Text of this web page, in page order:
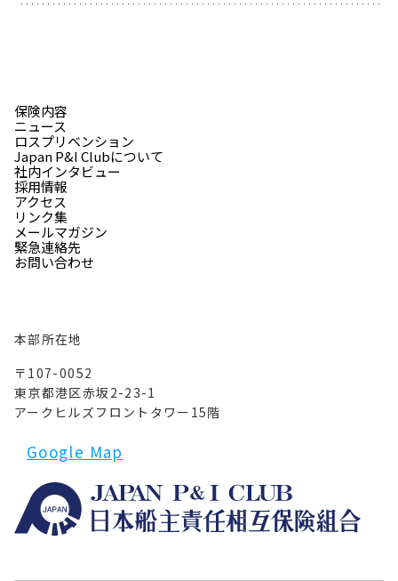
本部所在地
〒107-0052
東京都港区赤坂2-23-1
アークヒルズフロントタワー15階
Google Map
保険内容
社内インタビュー
緊急連絡先
ニュース
採用情報
リンク集
ロスプリベンション
アクセス
メールマガジン
Japan P&I Clubについて
お問い合わせ